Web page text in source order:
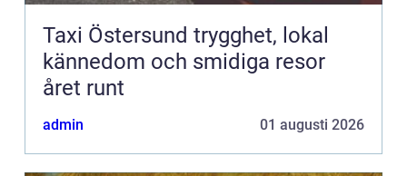
Taxi Östersund trygghet, lokal
kännedom och smidiga resor
året runt
admin 01 augusti 2026